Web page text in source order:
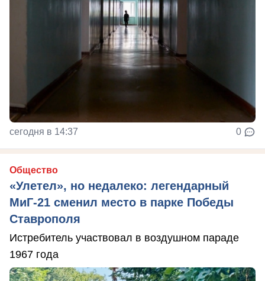
сегодня в 14:37 0
Общество
«Улетел», но недалеко: легендарный
МиГ-21 сменил место в парке Победы
Ставрополя
Истребитель участвовал в воздушном параде
1967 года